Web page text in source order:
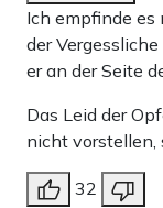
Ich empfinde
der
er an der Seite
Das Leid der
nicht vorstellen,
32